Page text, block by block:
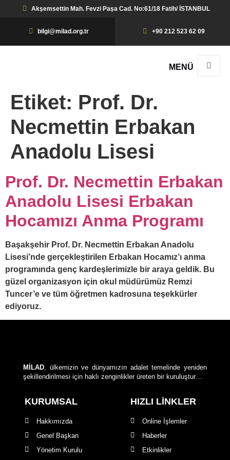
Akşemsettin Mah. Fevzi Paşa Cad. No:61/18 Fatih/ İSTANBUL
bilgi@milad.org.tr +90 212 523 62 09
MENÜ
Etiket: Prof. Dr.
Necmettin Erbakan
Anadolu Lisesi
Prof. Dr. Necmettin Erbakan
Anadolu Lisesi Erbakan
Hocamızı Anma Programı
Başakşehir Prof. Dr. Necmettin Erbakan Anadolu
Lisesi’nde gerçekleştirilen Erbakan Hocamız’ı anma
programında genç kardeşlerimizle bir araya geldik. Bu
güzel organizasyon için okul müdürümüz Remzi
Tuncer’e ve tüm öğretmen kadrosuna teşekkürler
ediyoruz.
MİLAD, ülkemizin ve dünyamızın adalet temelinde yeniden
şekillendirilmesi için haklı zenginlikler üreten bir kuruluştur…
KURUMSAL
Hakkımızda
Genel Başkan
Yönetim Kurulu
HIZLI LİNKLER
Online İşlemler
Haberler
Etkinlikler